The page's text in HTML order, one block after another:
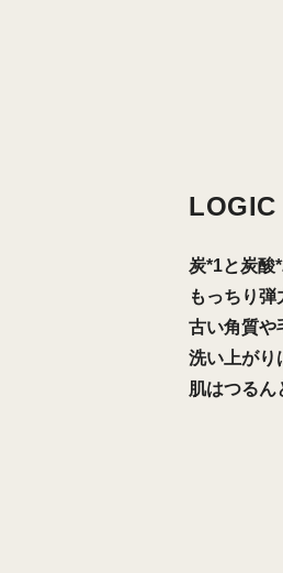
LOGIC
炭*1と炭酸
もっちり弾
古い角質や
洗い上がり
肌はつるん